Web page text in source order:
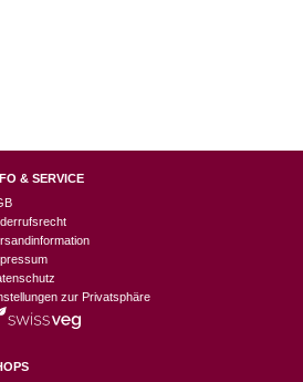
& SERVICE
zur Privatsphäre